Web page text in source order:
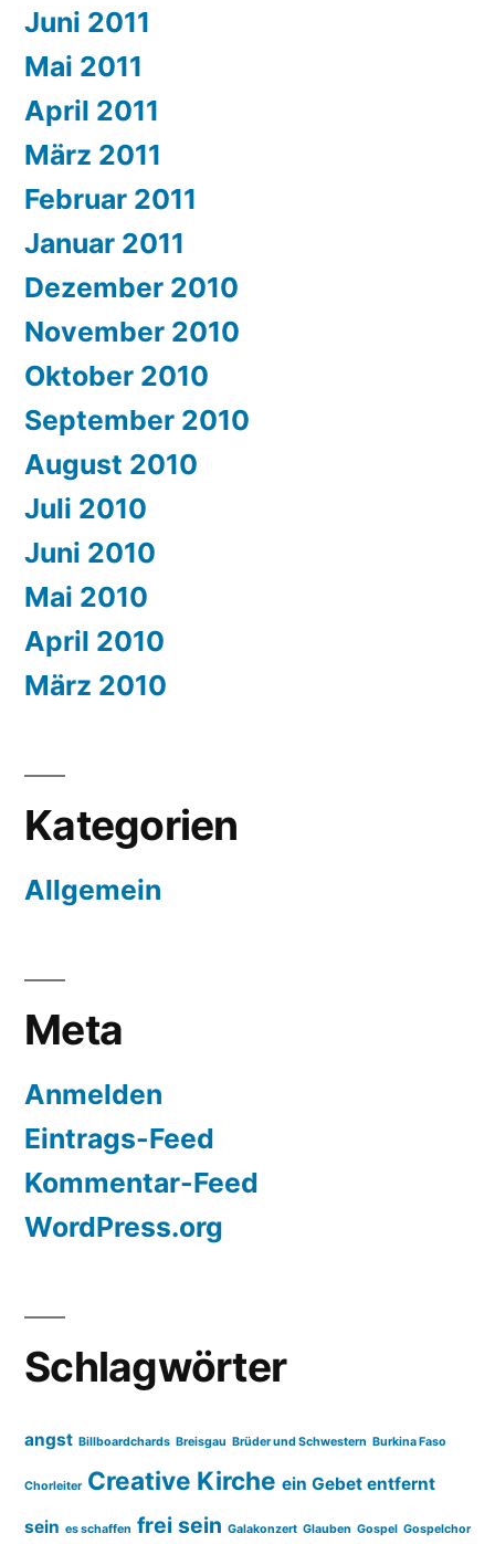
Juni 2011
Mai 2011
April 2011
März 2011
Februar 2011
Januar 2011
Dezember 2010
November 2010
Oktober 2010
September 2010
August 2010
Juli 2010
Juni 2010
Mai 2010
April 2010
März 2010
Kategorien
Allgemein
Meta
Anmelden
Eintrags-Feed
Kommentar-Feed
WordPress.org
Schlagwörter
angst Billboardchards Breisgau Brüder und Schwestern Burkina Faso
Chorleiter Creative Kirche ein Gebet entfernt
sein es schaffen frei sein Galakonzert Glauben Gospel Gospelchor